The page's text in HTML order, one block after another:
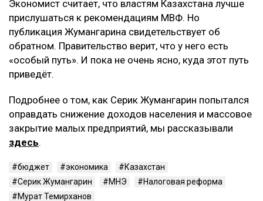
Экономист считает, что властям Казахстана лучше
прислушаться к рекомендациям МВФ. Но
публикация Жумангарина свидетельствует об
обратном. Правительство верит, что у него есть
«особый путь». И пока не очень ясно, куда этот путь
приведёт.
Подробнее о том, как Серик Жумангарин попытался
оправдать снижение доходов населения и массовое
закрытие малых предприятий, мы рассказывали
здесь.
бюджет экономика
Казахстан
Серик Жумангарин
МНЭ
Налоговая реформа
Мурат Темирханов